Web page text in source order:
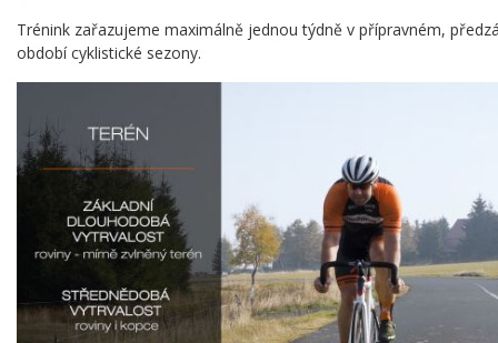
Trénink zařazujeme maximálně jednou týdně v přípravném,
období cyklistické sezony.